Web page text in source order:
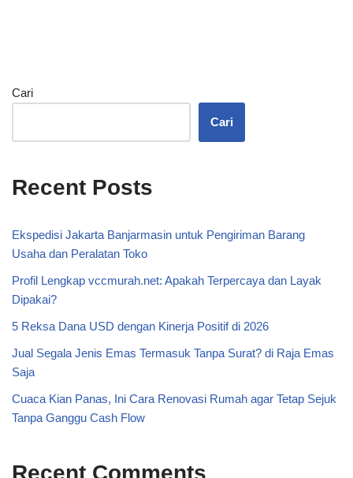
Cari
Cari
Recent Posts
Ekspedisi Jakarta Banjarmasin untuk Pengiriman Barang
Usaha dan Peralatan Toko
Profil Lengkap vccmurah.net: Apakah Terpercaya dan Layak
Dipakai?
5 Reksa Dana USD dengan Kinerja Positif di 2026
Jual Segala Jenis Emas Termasuk Tanpa Surat? di Raja Emas
Saja
Cuaca Kian Panas, Ini Cara Renovasi Rumah agar Tetap Sejuk
Tanpa Ganggu Cash Flow
Recent Comments